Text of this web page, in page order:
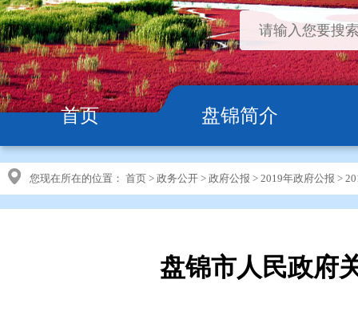
首页 盘锦简介
您现在所在的位置： 首页 > 政务公开 > 政府公报 > 2019年政府公报 >
盘锦市人民政府